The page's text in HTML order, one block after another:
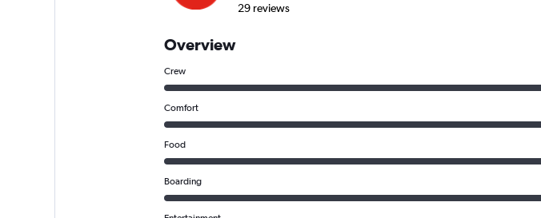
29 reviews
Overview
Crew
Comfort
Food
Boarding